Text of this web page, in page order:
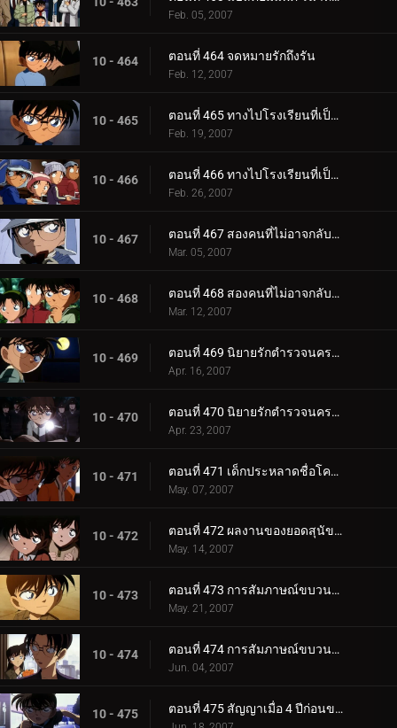
Feb. 05, 2007
10 - 464 ตอนที่ 464 จดหมายรักถึงรัน
Feb. 12, 2007
10 - 465 ตอนที่ 465 ทางไปโรงเรียนที่เป็นความลับสุดยอด (ตอนแรก)
Feb. 19, 2007
10 - 466 ตอนที่ 466 ทางไปโรงเรียนที่เป็นความลับสุดยอด (ตอนจบ)
Feb. 26, 2007
10 - 467 ตอนที่ 467 สองคนที่ไม่อาจกลับไปเป็นเหมือนเดิม (ตอนแรก)
Mar. 05, 2007
10 - 468 ตอนที่ 468 สองคนที่ไม่อาจกลับไปเป็นเหมือนเดิม (ตอนจบ)
Mar. 12, 2007
10 - 469 ตอนที่ 469 นิยายรักตำรวจนครบาล ภาค 7 (ตอนแรก)
Apr. 16, 2007
10 - 470 ตอนที่ 470 นิยายรักตำรวจนครบาล ภาค 7 (ตอนจบ)
Apr. 23, 2007
10 - 471 ตอนที่ 471 เด็กประหลาดชื่อโคนัน
May. 07, 2007
10 - 472 ตอนที่ 472 ผลงานของยอดสุนัขคูร์
May. 14, 2007
10 - 473 ตอนที่ 473 การสัมภาษณ์ขบวนการนักสืบเยาวชน (ตอนแรก)
May. 21, 2007
10 - 474 ตอนที่ 474 การสัมภาษณ์ขบวนการนักสืบเยาวชน (ตอนจบ)
Jun. 04, 2007
10 - 475 ตอนที่ 475 สัญญาเมื่อ 4 ปีก่อนของอุเอโตะ อายะ กับ ชินอิจิ